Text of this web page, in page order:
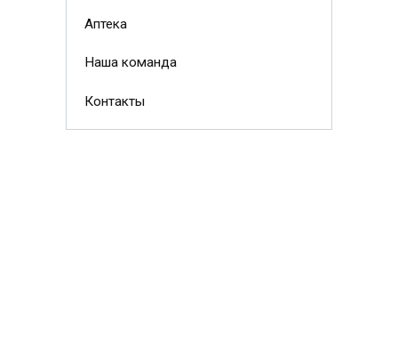
Аптека
Наша команда
Контакты